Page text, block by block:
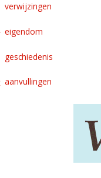
verwijzingen
eigendom
geschiedenis
aanvullingen